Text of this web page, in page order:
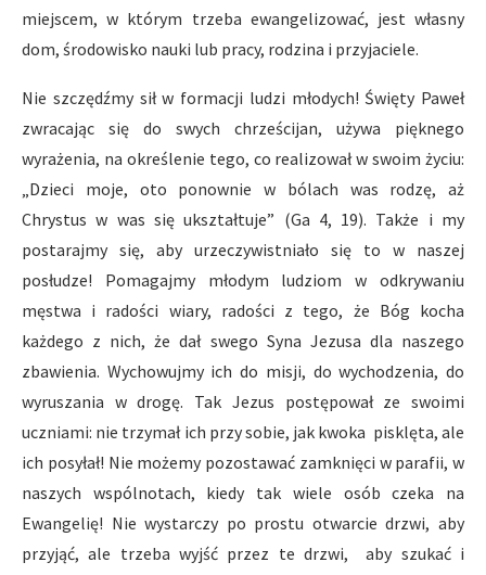
miejscem, w którym trzeba ewangelizować, jest własny
dom, środowisko nauki lub pracy, rodzina i przyjaciele.
Nie szczędźmy sił w formacji ludzi młodych! Święty Paweł
zwracając się do swych chrześcijan, używa pięknego
wyrażenia, na określenie tego, co realizował w swoim życiu:
„Dzieci moje, oto ponownie w bólach was rodzę, aż
Chrystus w was się ukształtuje” (Ga 4, 19). Także i my
postarajmy się, aby urzeczywistniało się to w naszej
posłudze! Pomagajmy młodym ludziom w odkrywaniu
męstwa i radości wiary, radości z tego, że Bóg kocha
każdego z nich, że dał swego Syna Jezusa dla naszego
zbawienia. Wychowujmy ich do misji, do wychodzenia, do
wyruszania w drogę. Tak Jezus postępował ze swoimi
uczniami: nie trzymał ich przy sobie, jak kwoka pisklęta, ale
ich posyłał! Nie możemy pozostawać zamknięci w parafii, w
naszych wspólnotach, kiedy tak wiele osób czeka na
Ewangelię! Nie wystarczy po prostu otwarcie drzwi, aby
przyjąć, ale trzeba wyjść przez te drzwi, aby szukać i